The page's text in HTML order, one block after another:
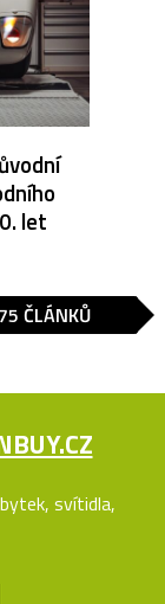
let
ČLÁNKŮ
svítidla,